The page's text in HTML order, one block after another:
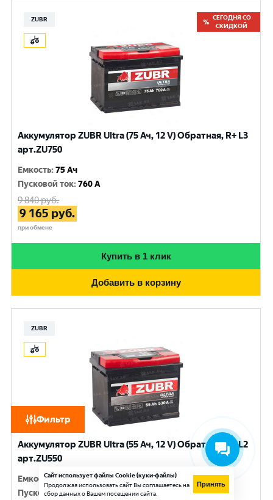
Фильтр
ZUBR
СЕГОДНЯ СО
СКИДКОЙ
Аккумулятор ZUBR Ultra (75 Ач, 12 V) Обратная, R+ L3
арт.ZU750
Емкость:75 Ач
Пусковой ток:760 A
9 840руб.
9 165 руб.
при обмене
Купить в 1 клик
Добавить в корзину
ZUBR
Аккумулятор ZUBR Ultra (55 Ач, 12 V) Обратная, R+ L2
арт.ZU550
Емкость:55 Ач
Пусковой ток:530 A
Сайт использует файлы Cookie (куки-файлы)
Продолжая использовать сайт Вы соглашаетесь на
сбор данных о Вашем посещении сайта.
Принять